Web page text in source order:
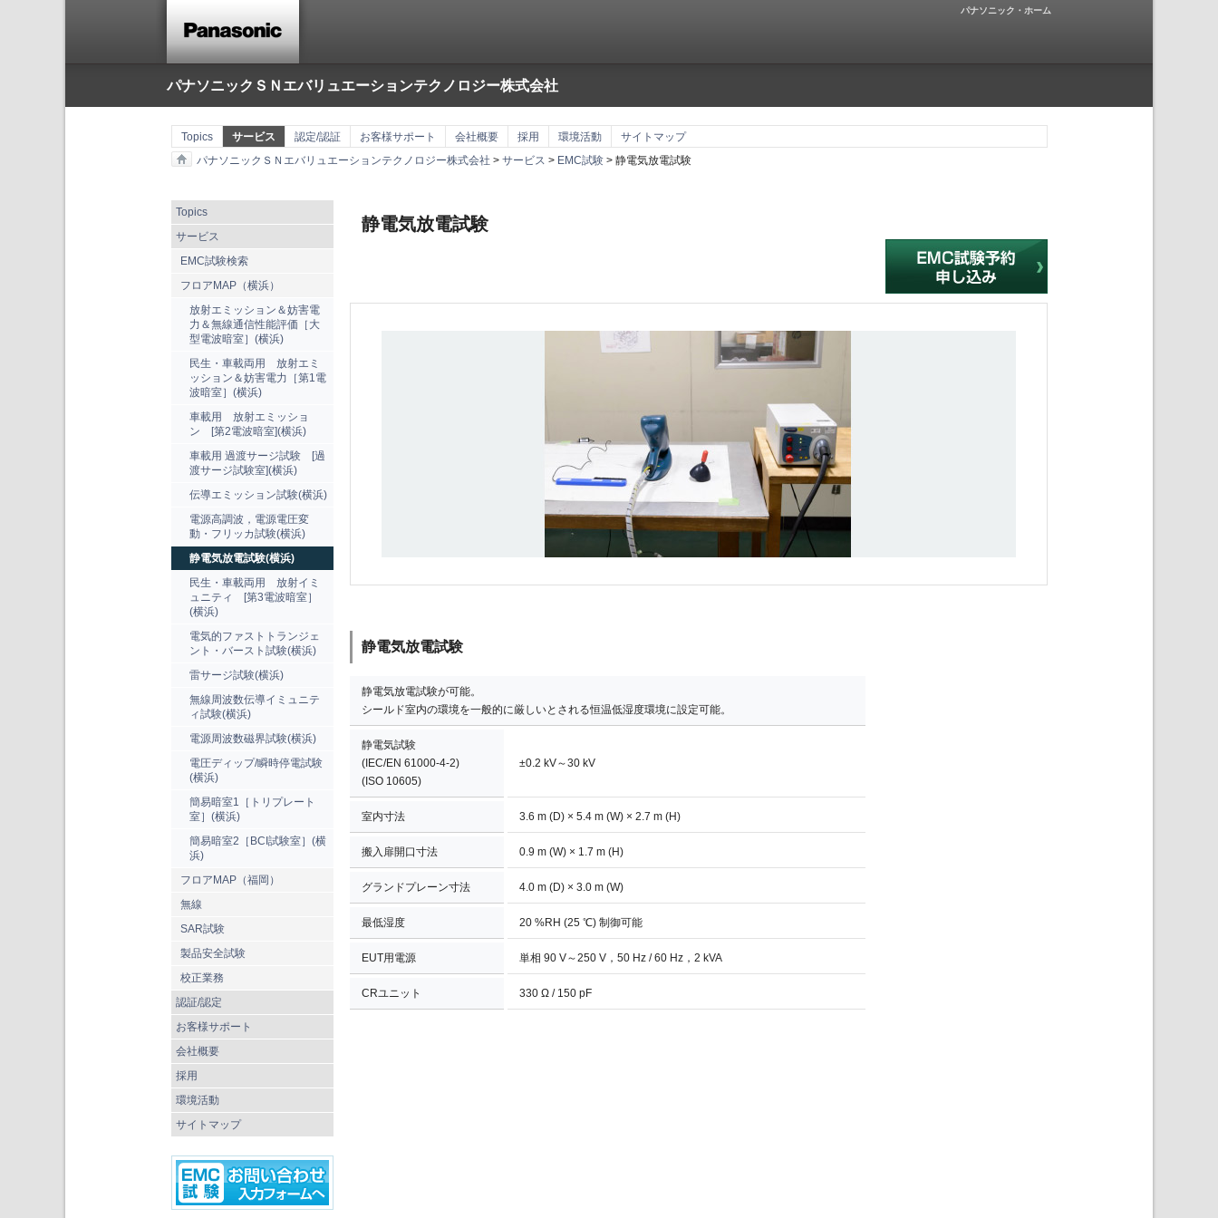
パナソニック・ホーム
パナソニックＳＮエバリュエーションテクノロジー株式会社
Topics サービス 認定/認証 お客様サポート 会社概要 採用 環境活動
サイトマップ
パナソニックＳＮエバリュエーションテクノロジー株式会社 > サービス > EMC試験> 静電気放電試験
Topics
サービス
EMC試験検索
フロアMAP（横浜）
放射エミッション＆妨害電
力＆無線通信性能評価［大
型電波暗室］(横浜)
民生・車載両用 放射エミ
ッション＆妨害電力［第1電
波暗室］(横浜)
車載用 放射エミッショ
ン [第2電波暗室](横浜)
車載用 過渡サージ試験 [過
渡サージ試験室](横浜)
伝導エミッション試験(横浜)
電源高調波，電源電圧変
動・フリッカ試験(横浜)
静電気放電試験(横浜)
民生・車載両用 放射イミ
ュニティ [第3電波暗室］
(横浜)
電気的ファストトランジェ
ント・バースト試験(横浜)
雷サージ試験(横浜)
無線周波数伝導イミュニテ
ィ試験(横浜)
電源周波数磁界試験(横浜)
電圧ディップ/瞬時停電試験
(横浜)
簡易暗室1［トリプレート
室］(横浜)
簡易暗室2［BCI試験室］(横
浜)
フロアMAP（福岡）
無線
SAR試験
製品安全試験
校正業務
認証/認定
お客様サポート
会社概要
採用
環境活動
サイトマップ
静電気放電試験
静電気放電試験
静電気放電試験が可能。
シールド室内の環境を一般的に厳しいとされる恒温低湿度環境に設定可能。
静電気試験
(IEC/EN 61000-4-2)
(ISO 10605)
±0.2 kV～30 kV
室内寸法 3.6 m (D) × 5.4 m (W) × 2.7 m (H)
搬入扉開口寸法 0.9 m (W) × 1.7 m (H)
グランドプレーン寸法 4.0 m (D) × 3.0 m (W)
最低湿度 20 %RH (25 ℃) 制御可能
EUT用電源 単相 90 V～250 V，50 Hz / 60 Hz，2 kVA
CRユニット 330 Ω / 150 pF